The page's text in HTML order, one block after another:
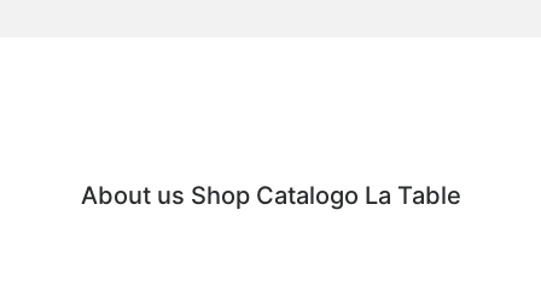
About us Shop Catalogo La Table